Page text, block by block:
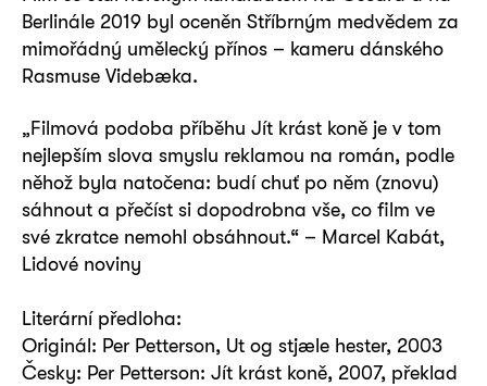
Berlinále 2019 byl oceněn Stříbrným medvědem za
mimořádný umělecký přínos – kameru dánského
Rasmuse Videbæka.
„Filmová podoba příběhu Jít krást koně je v tom
nejlepším slova smyslu reklamou na román, podle
něhož byla natočena: budí chuť po něm (znovu)
sáhnout a přečíst si dopodrobna vše, co film ve
své zkratce nemohl obsáhnout.“ – Marcel Kabát,
Lidové noviny
Literární předloha:
Originál: Per Petterson, Ut og stjæle hester, 2003
Česky: Per Petterson: Jít krást koně, 2007, překlad